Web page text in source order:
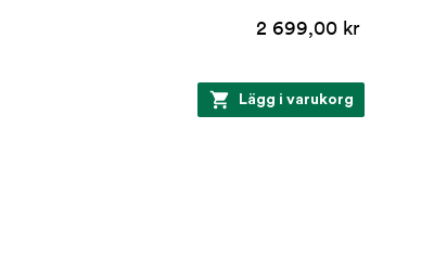
2 699,00 kr
Lägg i varukorg